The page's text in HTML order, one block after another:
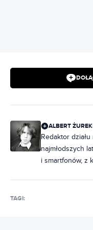
ALBERT ŻUREK
Redaktor
najmłodszych
i smartfonów, z
następnie o
TAGI: